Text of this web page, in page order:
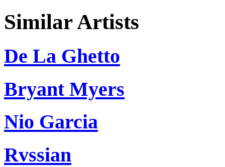
Similar Artists
De La Ghetto
Bryant Myers
Nio Garcia
Rvssian